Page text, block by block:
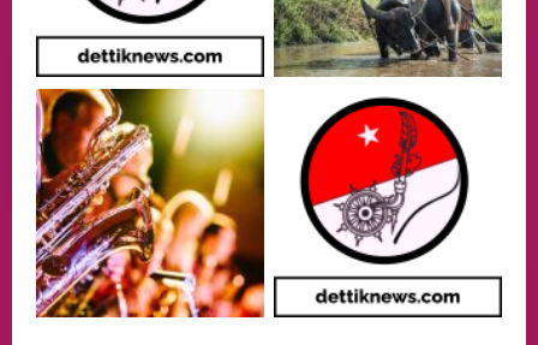
4
Hakim pada Sidang Sebelumnya Jadi
Sorotan
05/08/2026
5
Politik
Presiden Prabowo dan PM Thailand
Sepakat Perkuat Stabilitas ketahan
ASEAN Melalui Penguatan Kerjasama
Kedua Negara.
04/08/2026
Culture
Pengadilan Agama Jakarta Pusat